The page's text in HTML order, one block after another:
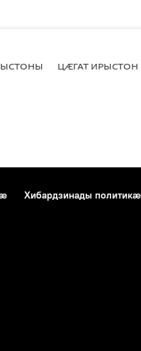
ЦӔГАТ ИРЫСТОН
Хибардзинады политикæ